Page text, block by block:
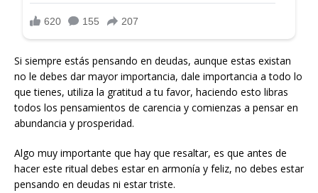
Si siempre estás pensando en deudas, aunque estas existan
no le debes dar mayor importancia, dale importancia a todo lo
que tienes, utiliza la gratitud a tu favor, haciendo esto libras
todos los pensamientos de carencia y comienzas a pensar en
abundancia y prosperidad.
Algo muy importante que hay que resaltar, es que antes de
hacer este ritual debes estar en armonía y feliz, no debes estar
pensando en deudas ni estar triste.